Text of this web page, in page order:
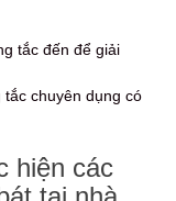
tắc đến để giải
chuyên dụng có
hiện các